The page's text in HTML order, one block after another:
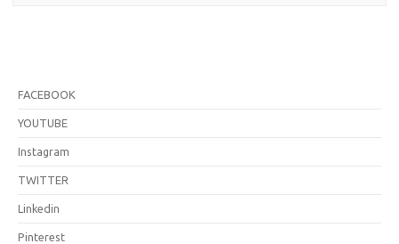
FACEBOOK
YOUTUBE
Instagram
TWITTER
Linkedin
Pinterest